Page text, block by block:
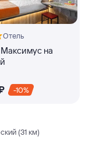
Отель
на
-10%
(31 км)